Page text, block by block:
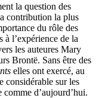
la question des
contribution la plus
du rôle des
à l’expérience de la
les auteures Mary
Brontë. Sans être des
elles ont exercé, au
considérable sur les
comme d’aujourd’hui.